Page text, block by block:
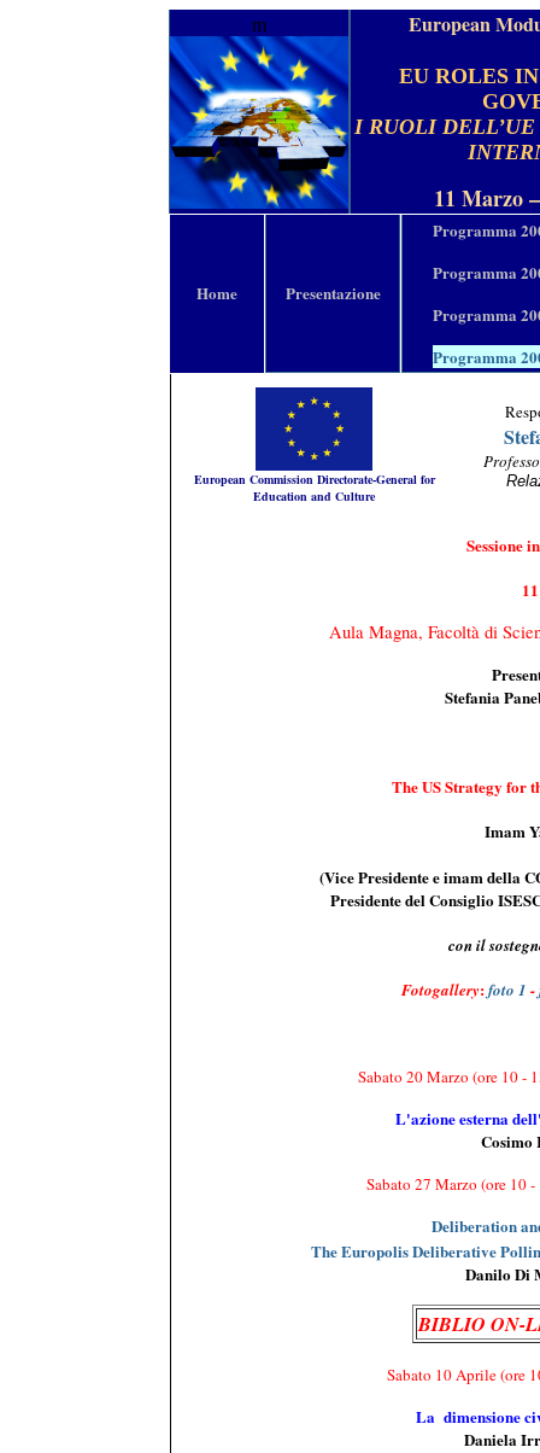
m European
EU ROLES
I RUOLI
11 Marzo
Home Presentazione
Programma
Programma
Programma
Programma
European Commission Directorate-General for
Education and Culture
Sessione
Aula Magna, Facoltà di
Stefania
The US Strategy for
Imam
(Vice Presidente e imam della
Presidente del Consiglio
con il
Fotogallery:foto 1 -
Sabato 20 Marzo (ore 10 -
L'azione esterna
Cosimo
Sabato 27 Marzo (ore 10 -
Deliberation
The Europolis Deliberative
Danilo Di
BIBLIO ON-
Sabato 10 Aprile (ore
La dimensione
Daniela